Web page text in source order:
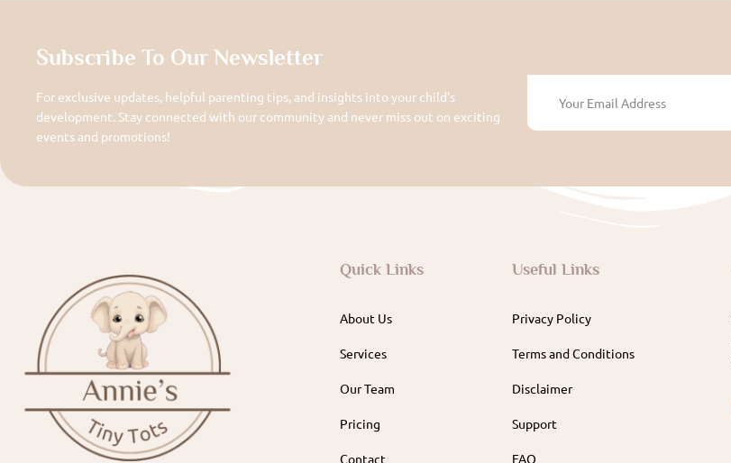
Subscribe To Our Newsletter
For exclusive updates, helpful parenting tips, and insights into your child's
development. Stay connected with our community and never miss out on exciting
events and promotions!
Quick Links
About Us
Services
Our Team
Pricing
Contact
Useful Links
Privacy Policy
Terms and Conditions
Disclaimer
Support
FAQ